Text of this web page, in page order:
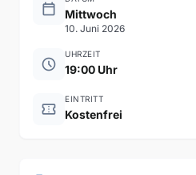
calendar_today Mittwoch
10. Juni 2026
schedule
UHRZEIT
19:00 Uhr
confirmation_number
EINTRITT
Kostenfrei